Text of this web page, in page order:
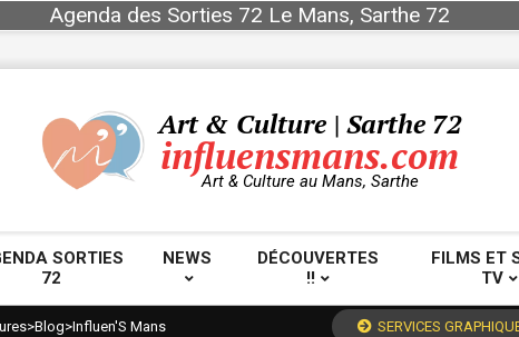
Agenda des Sorties 72 Le Mans, Sarthe 72
Art & Culture | Sarthe 72
influensmans.com
Art & Culture au Mans, Sarthe
Primary
Navigation
SORTIES
72
NEWS
DÉCOUVERTES
!!
FILMS ET
TV
>Blog>Influen'S Mans SERVICES